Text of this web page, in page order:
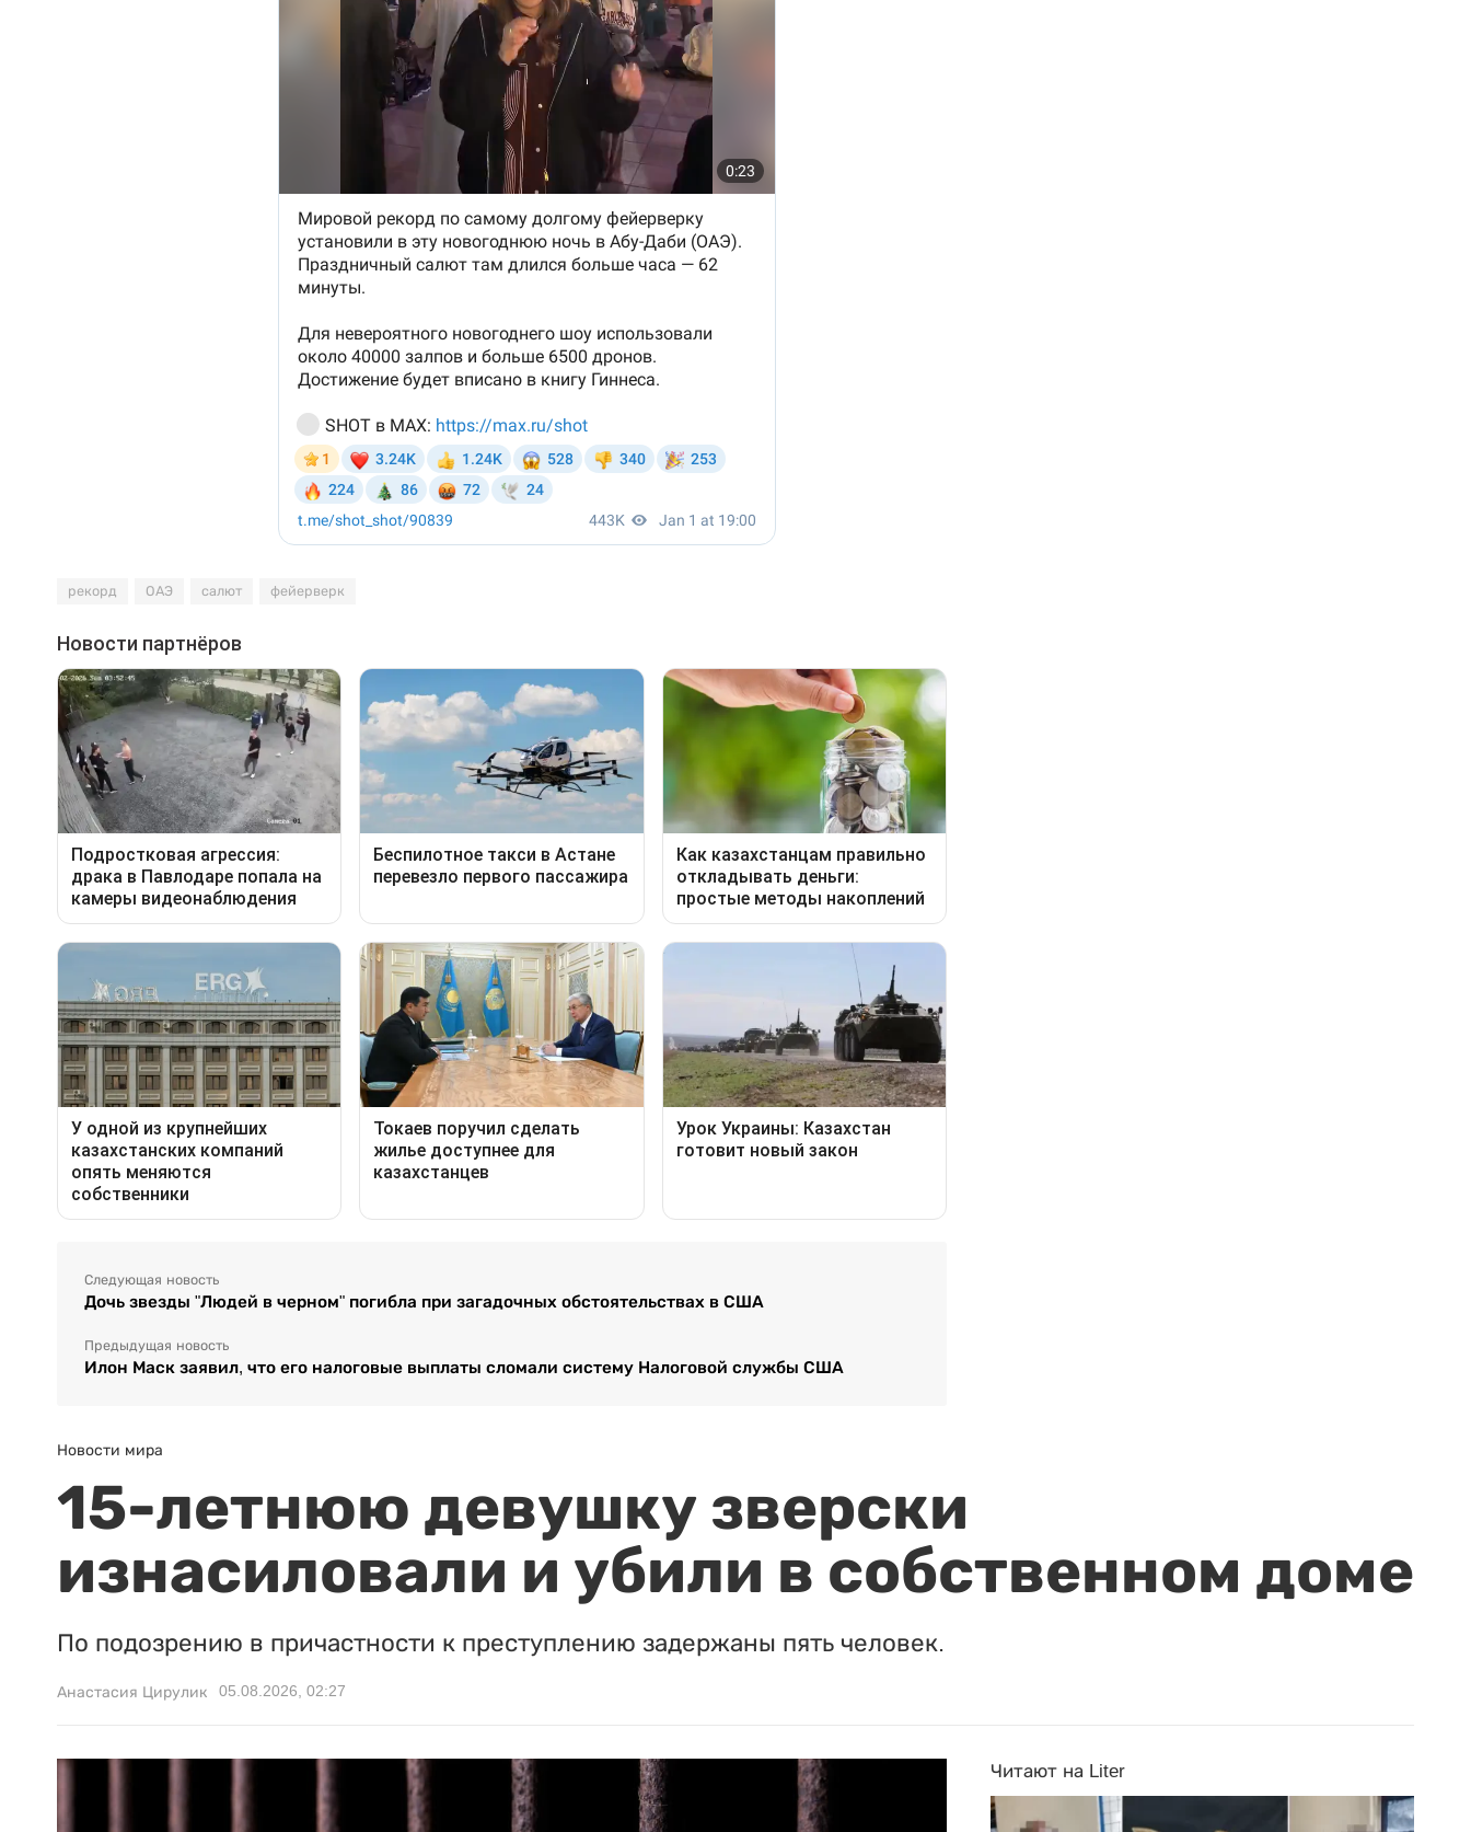
рекорд ОАЭ салют фейерверк
Следующая новость
Дочь звезды "Людей в черном" погибла при загадочных обстоятельствах в США
Предыдущая новость
Илон Маск заявил, что его налоговые выплаты сломали систему Налоговой службы США
Новости мира
15-летнюю девушку зверски
изнасиловали и убили в собственном доме
По подозрению в причастности к преступлению задержаны пять человек.
Анастасия Цирулик 05.08.2026, 02:27
Читают на Liter